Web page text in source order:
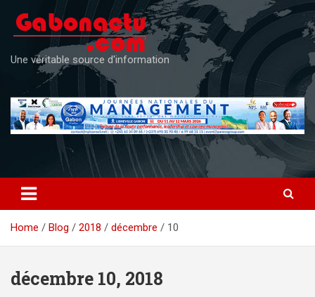
content
Une véritable source d'information
Home Blog 2018 décembre 10
décembre 10, 2018